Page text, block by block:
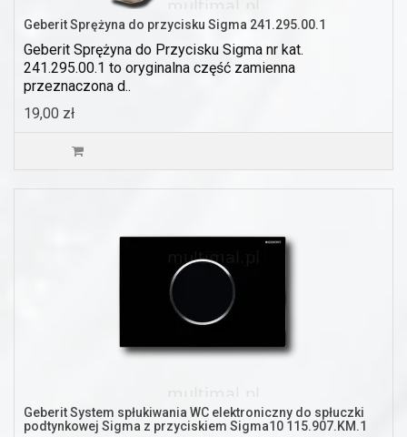
Geberit Sprężyna do przycisku Sigma 241.295.00.1
Geberit Sprężyna do Przycisku Sigma nr kat.
241.295.00.1 to oryginalna część zamienna
przeznaczona d..
19,00 zł
Geberit System spłukiwania WC elektroniczny do spłuczki
podtynkowej Sigma z przyciskiem Sigma10 115.907.KM.1